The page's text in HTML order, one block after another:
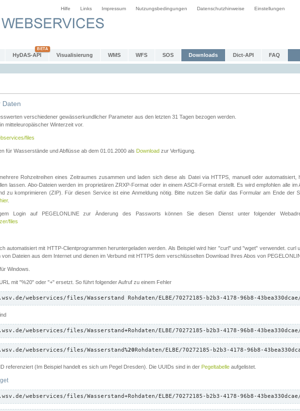
Hilfe Links Impressum Nutzungsbedingungen Datenschutzhinweise Einstellungen
HyDAS-API Visualisierung WMS WFS SOS Downloads Dict-API FAQ
Daten
verschiedener gewässerkundlicher Parameter aus den letzten 31 Tagen bezogen werden.
mitteleuropäischer Winterzeit vor.
files
für Wasserstände und Abflüsse ab dem 01.01.2000 als Download zur Verfügung.
Rohzeitreihen eines Zeitraumes zusammen und laden sich diese als Datei via HTTPS, manuell oder automatisiert,
lassen. Abo-Dateien werden im proprietären ZRXP-Format oder in einem ASCII-Format erstellt. Es wird empfohlen alle im
zu komprimieren (ZIP). Für diesen Service ist eine Anmeldung nötig. Bitte nutzen Sie dafür das Formular am Ende der
hier.
Login auf PEGELONLINE zur Änderung des Passworts können Sie diesen Dienst unter folgender
files
automatisiert mit HTTP-Clientprogrammen heruntergeladen werden. Als Beispiel wird hier "curl" und "wget" verwendet. curl
Dateien aus dem Internet und dienen im Verbund mit HTTPS dem verschlüsselten Download Ihres Abos von
Windows.
mit "%20" oder "+" ersetzt. So führt folgender Aufruf zu einem Fehler
webservices/files/Wasserstand Rohdaten/ELBE/70272185-b2b3-4178-96b8-
webservices/files/Wasserstand+Rohdaten/ELBE/70272185-b2b3-4178-96b8-
webservices/files/Wasserstand%20Rohdaten/ELBE/70272185-b2b3-4178-96b8-
referenziert (Im Beispiel handelt es sich um Pegel Dresden). Die UUIDs sind in der Pegeltabelle aufgelistet.
webservices/files/Wasserstand+Rohdaten/ELBE/70272185-b2b3-4178-96b8-